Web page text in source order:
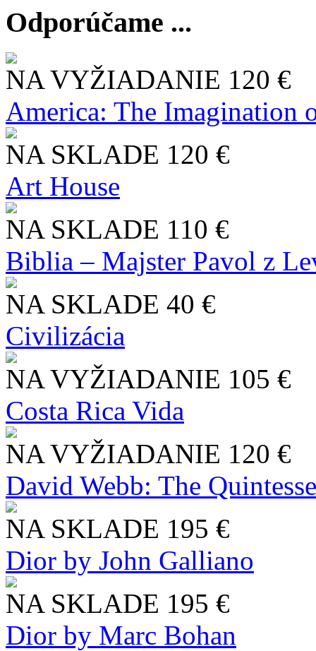
Odporúčame ...
NA VYŽIADANIE 120 €
America: The Imagination
NA SKLADE 120 €
Art House
NA SKLADE 110 €
Biblia – Majster Pavol z
NA SKLADE 40 €
Civilizácia
NA VYŽIADANIE 105 €
Costa Rica Vida
NA VYŽIADANIE 120 €
David Webb: The
NA SKLADE 195 €
Dior by John Galliano
NA SKLADE 195 €
Dior by Marc Bohan